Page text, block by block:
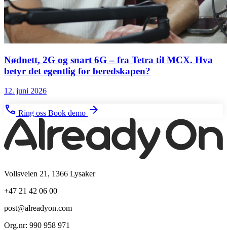
Nødnett, 2G og snart 6G – fra Tetra til MCX. Hva
betyr det egentlig for beredskapen?
12. juni 2026
phone Ring oss Book demo arrow_forward
Vollsveien 21, 1366 Lysaker
+47 21 42 06 00
post@alreadyon.com
Org.nr: 990 958 971